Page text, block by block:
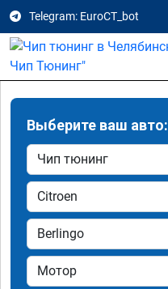
Telegram: EuroCT_bot
Выберите ваш авто: